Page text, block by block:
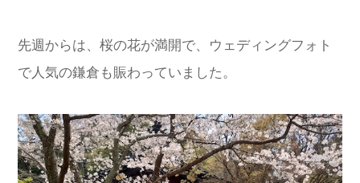
先週からは、桜の花が満開で、ウェディングフォト
で人気の鎌倉も賑わっていました。